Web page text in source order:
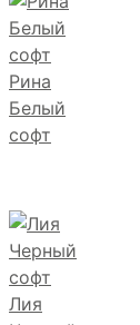
Рина
Белый
софт
Лия